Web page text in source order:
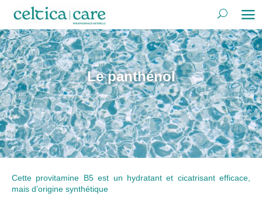
Le panthénol
Cette provitamine B5 est un hydratant et cicatrisant efficace,
mais d’origine synthétique